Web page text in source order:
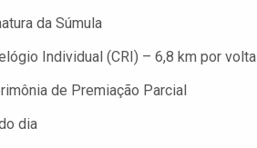
da Súmula
Individual (CRI) – 6,8 km por volta
de Premiação Parcial
dia